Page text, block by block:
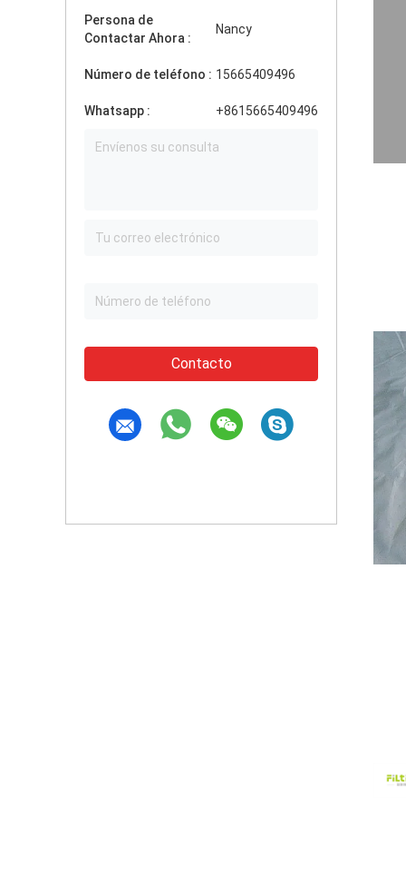
Persona de
Contactar Ahora :
Nancy
Número de teléfono : 15665409496
Whatsapp : +8615665409496
Contacto